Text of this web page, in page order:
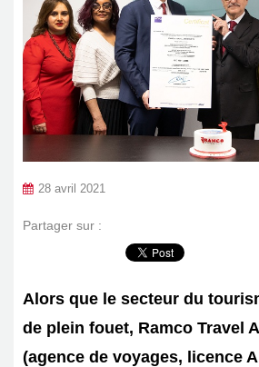
28 avril 2021
Partager sur :
Alors que le secteur du
de plein fouet, Ramco Travel
(agence de voyages, licence